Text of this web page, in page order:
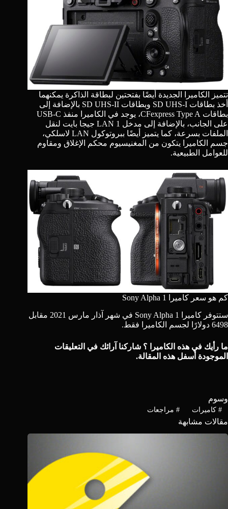
تتميز الكاميرا الجديدة أيضًا بفتحتين لبطاقة الذاكرة يمكنهما
أخذ بطاقات SD UHS-I وبطاقات SD UHS-II بالإضافة إلى
بطاقات CFexpress Type A، يوجد في الكاميرا منفذ USB-C
على الجانب، بالإضافة إلى مدخل LAN 1 جيجا بايت لنقل
الملفات بسرعة، كما يتميز أيضًا ببروتوكول LAN لاسلكي،
جسم الكاميرا يتكون من المغنيسيوم محكم الإغلاق ومقاوم
للعوامل الطبيعية.
كم هو سعر كاميرا Sony Alpha 1
ستتوفر كاميرا Sony Alpha 1 في شهر آذار مارس 2021 مقابل
6498 دولارًا لجسم الكاميرا فقط.
ما رأيك في هذه الكاميرا ؟ شاركنا آرائك في التعليقات
الموجودة أسفل هذه المقالة.
وسوم
#كاميرات #مراجعات
مقالات مشابهة